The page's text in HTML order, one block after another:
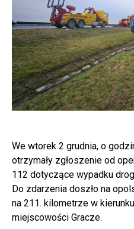
We wtorek 2 grudnia, o
otrzymały zgłoszenie od
112 dotyczące wypadku
Do zdarzenia doszło na
na 211. kilometrze w
miejscowości Gracze.